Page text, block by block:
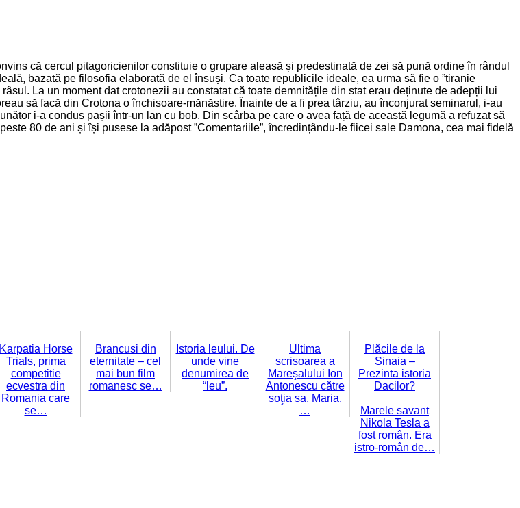
că cercul pitagoricienilor constituie o grupare aleasă și predestinată de zei să pună ordine în rândul
bazată pe filosofia elaborată de el însuși. Ca toate republicile ideale, ea urma să fie o ”tiranie
La un moment dat crotonezii au constatat că toate demnitățile din stat erau deținute de adepții lui
să facă din Crotona o închisoare-mănăstire. Înainte de a fi prea târziu, au înconjurat seminarul, i-au
i-a condus pașii într-un lan cu bob. Din scârba pe care o avea față de această legumă a refuzat să
80 de ani și își pusese la adăpost ”Comentariile”, încredințându-le fiicei sale Damona, cea mai fidelă
Karpatia Horse
Trials, prima
competitie
ecvestra din
Romania care
se…
Brancusi din
eternitate – cel
mai bun film
romanesc se…
Istoria leului. De
unde vine
denumirea de
“leu”.
Ultima
scrisoarea a
Mareşalului Ion
Antonescu către
soţia sa, Maria,
…
Plăcile de la
Sinaia –
Prezinta istoria
Dacilor?
Marele savant
Nikola Tesla a
fost român. Era
istro-român de…